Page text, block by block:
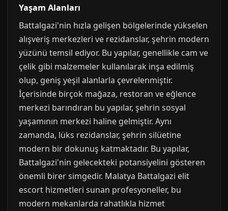
Yaşam Alanları
Battalgazi'nin hızla gelişen bölgelerinde yükselen
alışveriş merkezleri ve rezidanslar, şehrin modern
yüzünü temsil ediyor. Bu yapılar, genellikle cam ve
çelik gibi malzemeler kullanılarak inşa edilmiş
olup, geniş yeşil alanlarla çevrelenmiştir.
İçerisinde birçok mağaza, restoran ve eğlence
merkezi barındıran bu yapılar, şehrin sosyal
yaşamının merkezi haline gelmiştir. Aynı
zamanda, lüks rezidanslar, şehrin silüetine
modern bir dokunuş katmaktadır. Bu yapılar,
Battalgazi'nin gelecekteki potansiyelini gösteren
önemli birer simgedir. Malatya Battalgazi elit
escort hizmetleri sunan profesyoneller, bu
modern mekanlarda rahatlıkla hizmet